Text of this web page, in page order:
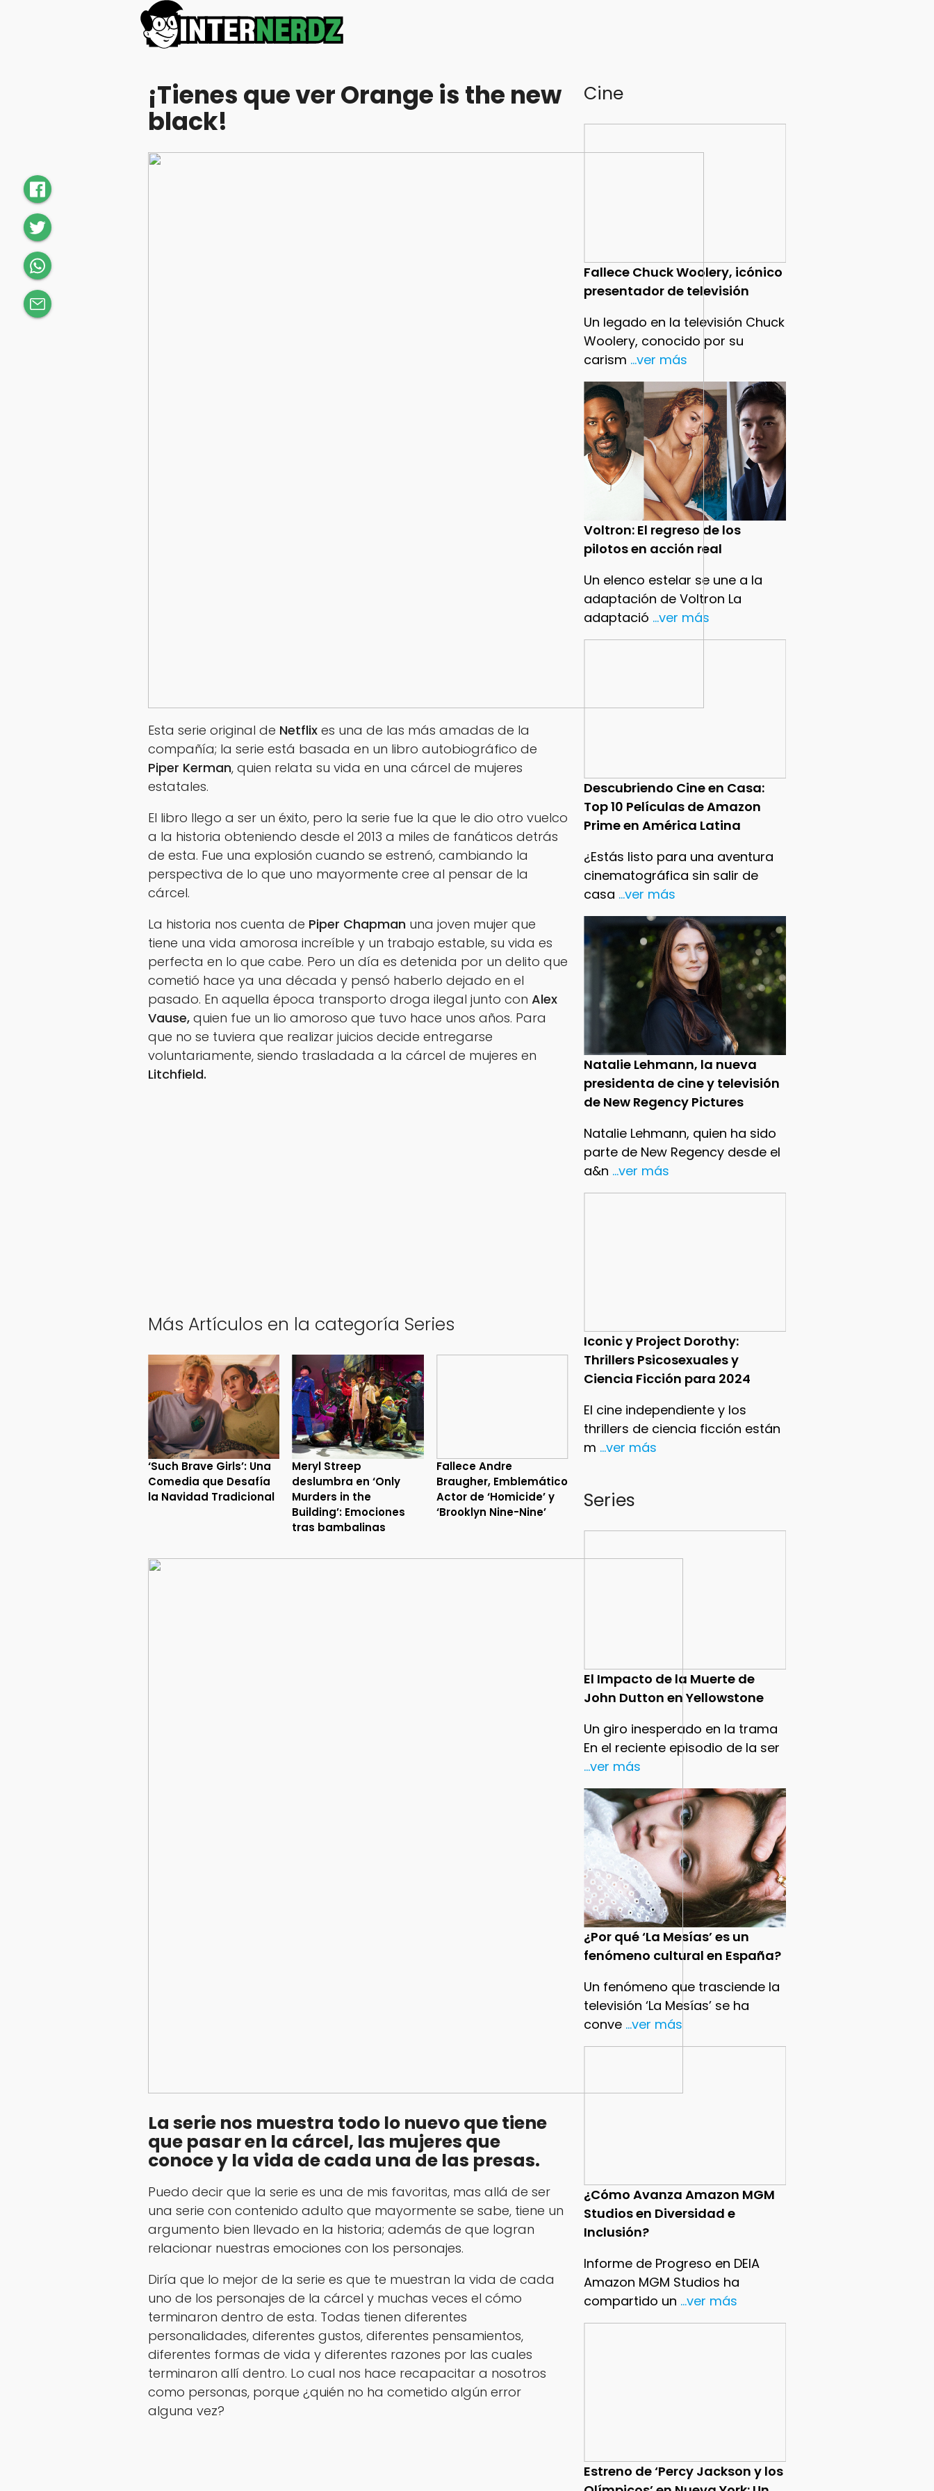
Cine
Fallece Chuck Woolery, icónico
presentador de televisión
Un legado en la televisión Chuck
Woolery, conocido por su
carism ...ver más
Voltron: El regreso de los
pilotos en acción real
Un elenco estelar se une a la
adaptación de Voltron La
adaptació ...ver más
Descubriendo Cine en Casa:
Top 10 Películas de Amazon
Prime en América Latina
¿Estás listo para una aventura
cinematográfica sin salir de
casa ...ver más
Natalie Lehmann, la nueva
presidenta de cine y televisión
de New Regency Pictures
Natalie Lehmann, quien ha sido
parte de New Regency desde el
a&n ...ver más
Iconic y Project Dorothy:
Thrillers Psicosexuales y
Ciencia Ficción para 2024
El cine independiente y los
thrillers de ciencia ficción están
m ...ver más
Series
El Impacto de la Muerte de
John Dutton en Yellowstone
Un giro inesperado en la trama
En el reciente episodio de la ser
...ver más
¿Por qué ‘La Mesías’ es un
fenómeno cultural en España?
Un fenómeno que trasciende la
televisión ‘La Mesías’ se ha
conve ...ver más
¿Cómo Avanza Amazon MGM
Studios en Diversidad e
Inclusión?
Informe de Progreso en DEIA
Amazon MGM Studios ha
compartido un ...ver más
Estreno de ‘Percy Jackson y los
¡Tienes que ver Orange is the new
black!
Esta serie original de Netflixes una de las más amadas de la
compañía; la serie está basada en un libro autobiográfico de
Piper Kerman, quien relata su vida en una cárcel de mujeres
estatales.
El libro llego a ser un éxito, pero la serie fue la que le dio otro vuelco
a la historia obteniendo desde el 2013 a miles de fanáticos detrás
de esta. Fue una explosión cuando se estrenó, cambiando la
perspectiva de lo que uno mayormente cree al pensar de la
cárcel.
La historia nos cuenta de Piper Chapman una joven mujer que
tiene una vida amorosa increíble y un trabajo estable, su vida es
perfecta en lo que cabe. Pero un día es detenida por un delito que
cometió hace ya una década y pensó haberlo dejado en el
pasado. En aquella época transporto droga ilegal junto con Alex
Vause,quien fue un lio amoroso que tuvo hace unos años. Para
que no se tuviera que realizar juicios decide entregarse
voluntariamente, siendo trasladada a la cárcel de mujeres en
Litchfield.
Más Artículos en la categoría Series
‘Such Brave Girls’: Una
Comedia que Desafía
la Navidad Tradicional
Meryl Streep
deslumbra en ‘Only
Murders in the
Building’: Emociones
tras bambalinas
Fallece Andre
Braugher, Emblemático
Actor de ‘Homicide’ y
‘Brooklyn Nine-Nine’
La serie nos muestra todo lo nuevo que tiene
que pasar en la cárcel, las mujeres que
conoce y la vida de cada una de las presas.
Puedo decir que la serie es una de mis favoritas, mas allá de ser
una serie con contenido adulto que mayormente se sabe, tiene un
argumento bien llevado en la historia; además de que logran
relacionar nuestras emociones con los personajes.
Diría que lo mejor de la serie es que te muestran la vida de cada
uno de los personajes de la cárcel y muchas veces el cómo
terminaron dentro de esta. Todas tienen diferentes
personalidades, diferentes gustos, diferentes pensamientos,
diferentes formas de vida y diferentes razones por las cuales
terminaron allí dentro. Lo cual nos hace recapacitar a nosotros
como personas, porque ¿quién no ha cometido algún error
alguna vez?